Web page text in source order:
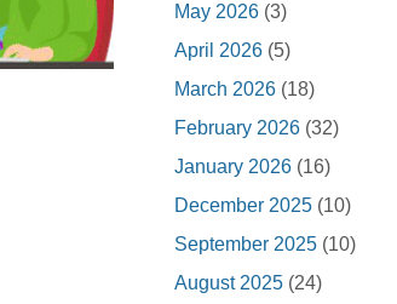
May 2026 (3)
April 2026 (5)
March 2026 (18)
February 2026 (32)
January 2026 (16)
December 2025 (10)
September 2025 (10)
August 2025 (24)